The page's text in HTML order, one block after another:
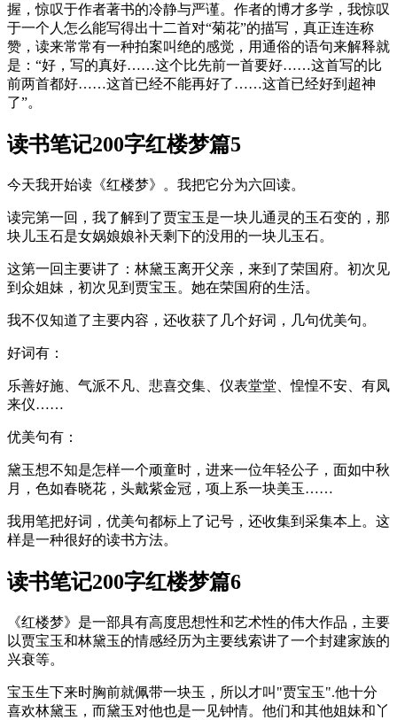
握，惊叹于作者著书的冷静与严谨。作者的博才多学，我惊叹
于一个人怎么能写得出十二首对“菊花”的描写，真正连连称
赞，读来常常有一种拍案叫绝的感觉，用通俗的语句来解释就
是：“好，写的真好……这个比先前一首要好……这首写的比
前两首都好……这首已经不能再好了……这首已经好到超神
了”。
读书笔记200字红楼梦篇5
今天我开始读《红楼梦》。我把它分为六回读。
读完第一回，我了解到了贾宝玉是一块儿通灵的玉石变的，那
块儿玉石是女娲娘娘补天剩下的没用的一块儿玉石。
这第一回主要讲了：林黛玉离开父亲，来到了荣国府。初次见
到众姐妹，初次见到贾宝玉。她在荣国府的生活。
我不仅知道了主要内容，还收获了几个好词，几句优美句。
好词有：
乐善好施、气派不凡、悲喜交集、仪表堂堂、惶惶不安、有凤
来仪……
优美句有：
黛玉想不知是怎样一个顽童时，进来一位年轻公子，面如中秋
月，色如春晓花，头戴紫金冠，项上系一块美玉……
我用笔把好词，优美句都标上了记号，还收集到采集本上。这
样是一种很好的读书方法。
读书笔记200字红楼梦篇6
《红楼梦》是一部具有高度思想性和艺术性的伟大作品，主要
以贾宝玉和林黛玉的情感经历为主要线索讲了一个封建家族的
兴衰等。
宝玉生下来时胸前就佩带一块玉，所以才叫"贾宝玉".他十分
喜欢林黛玉，而黛玉对他也是一见钟情。他们和其他姐妹和丫